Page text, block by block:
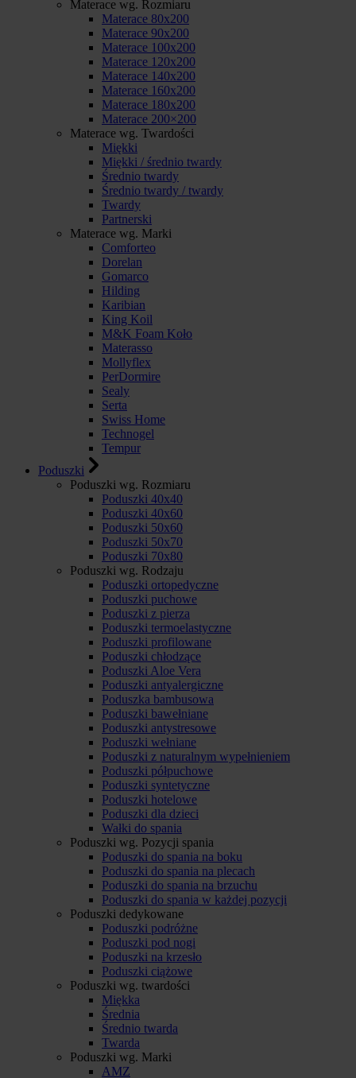
Materace wg. Rozmiaru
Materace 80x200
Materace 90x200
Materace 100x200
Materace 120x200
Materace 140x200
Materace 160x200
Materace 180x200
Materace 200×200
Materace wg. Twardości
Miękki
Miękki / średnio twardy
Średnio twardy
Średnio twardy / twardy
Twardy
Partnerski
Materace wg. Marki
Comforteo
Dorelan
Gomarco
Hilding
Karibian
King Koil
M&K Foam Koło
Materasso
Mollyflex
PerDormire
Sealy
Serta
Swiss Home
Technogel
Tempur
Poduszki
Poduszki wg. Rozmiaru
Poduszki 40x40
Poduszki 40x60
Poduszki 50x60
Poduszki 50x70
Poduszki 70x80
Poduszki wg. Rodzaju
Poduszki ortopedyczne
Poduszki puchowe
Poduszki z pierza
Poduszki termoelastyczne
Poduszki profilowane
Poduszki chłodzące
Poduszki Aloe Vera
Poduszki antyalergiczne
Poduszka bambusowa
Poduszki bawełniane
Poduszki antystresowe
Poduszki wełniane
Poduszki z naturalnym wypełnieniem
Poduszki półpuchowe
Poduszki syntetyczne
Poduszki hotelowe
Poduszki dla dzieci
Wałki do spania
Poduszki wg. Pozycji spania
Poduszki do spania na boku
Poduszki do spania na plecach
Poduszki do spania na brzuchu
Poduszki do spania w każdej pozycji
Poduszki dedykowane
Poduszki podróżne
Poduszki pod nogi
Poduszki na krzesło
Poduszki ciążowe
Poduszki wg. twardości
Miękka
Średnia
Średnio twarda
Twarda
Poduszki wg. Marki
AMZ